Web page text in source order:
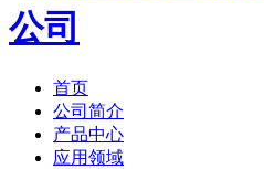
首页
公司简介
产品中心
应用领域